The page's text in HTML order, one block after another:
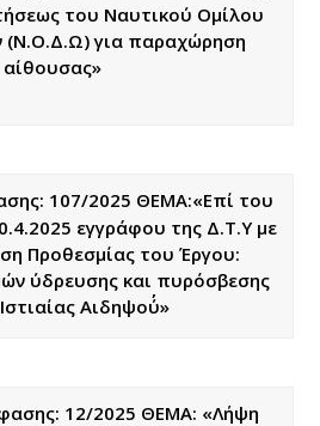
του Ναυτικού Ομίλου
(Ν.Ο.Δ.Ω) για παραχώρηση
αίθουσας»
107/2025 ΘΕΜΑ:«Επί του
εγγράφου της Δ.Τ.Υ με
Προθεσμίας του Έργου:
ύδρευσης και πυρόσβεσης
Αιδηψού΄΄»
12/2025 ΘΕΜΑ: «Λήψη